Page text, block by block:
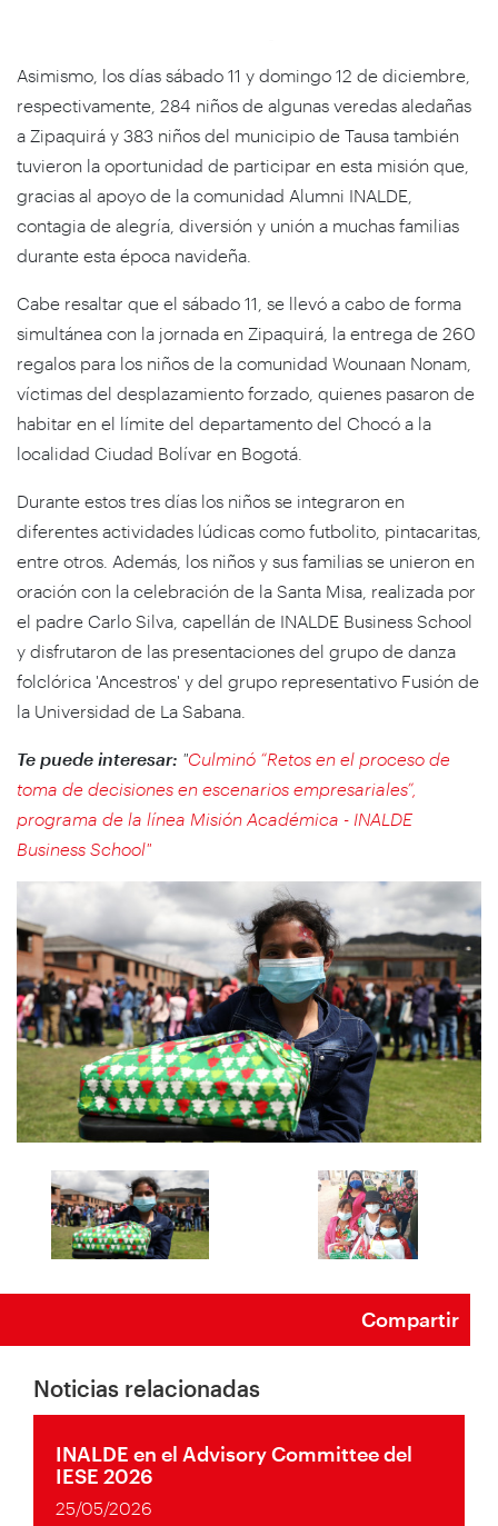
Asimismo, los días sábado 11 y domingo 12 de diciembre,
respectivamente, 284 niños de algunas veredas aledañas
a Zipaquirá y 383 niños del municipio de Tausa también
tuvieron la oportunidad de participar en esta misión que,
gracias al apoyo de la comunidad Alumni INALDE,
contagia de alegría, diversión y unión a muchas familias
durante esta época navideña.
Cabe resaltar que el sábado 11, se llevó a cabo de forma
simultánea con la jornada en Zipaquirá, la entrega de 260
regalos para los niños de la comunidad Wounaan Nonam,
víctimas del desplazamiento forzado, quienes pasaron de
habitar en el límite del departamento del Chocó a la
localidad Ciudad Bolívar en Bogotá.
Durante estos tres días los niños se integraron en
diferentes actividades lúdicas como futbolito, pintacaritas,
entre otros. Además, los niños y sus familias se unieron en
oración con la celebración de la Santa Misa, realizada por
el padre Carlo Silva, capellán de INALDE Business School
y disfrutaron de las presentaciones del grupo de danza
folclórica 'Ancestros' y del grupo representativo Fusión de
la Universidad de La Sabana.
Te puede interesar: "Culminó “Retos en el proceso de
toma de decisiones en escenarios empresariales”,
programa de la línea Misión Académica - INALDE
Business School"
Compartir
Noticias relacionadas
INALDE en el Advisory Committee del
IESE 2026
25/05/2026